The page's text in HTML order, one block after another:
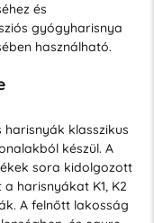
és
gyógyharisnya
használható.
harisnyák klasszikus
készül. A
sora kidolgozott
harisnyákat K1, K2
A felnőtt lakosság